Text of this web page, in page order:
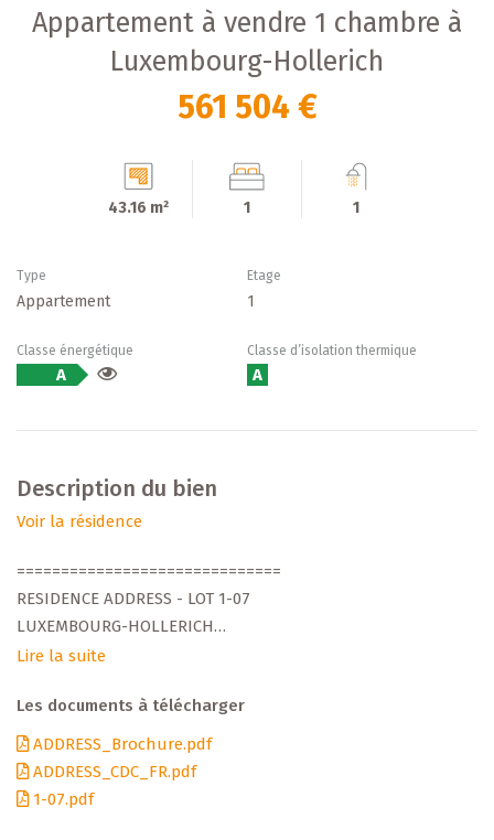
Appartement à vendre 1 chambre à
Luxembourg-Hollerich
561 504 €
43.16 m² 1 1
Type
Appartement
Etage
1
Classe énergétique
A
Classe d’isolation thermique
A
Description du bien
Voir la résidence
==============================
RESIDENCE ADDRESS - LOT 1-07
LUXEMBOURG-HOLLERICH
APPARTEMENT 1 CHAMBRE
Découvrez ce nouveau projet résidentiel de standing,
développé par Arend & Fischbach, promoteur
luxembourgeois reconnu depuis plus de 30 ans. Située
Lire la suite
Les documents à télécharger
ADDRESS_Brochure.pdf
ADDRESS_CDC_FR.pdf
1-07.pdf